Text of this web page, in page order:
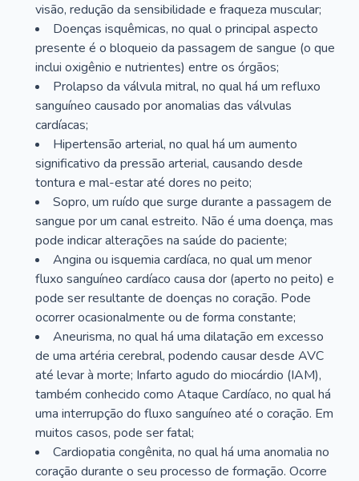
visão, redução da sensibilidade e fraqueza muscular;
Doenças isquêmicas, no qual o principal aspecto
presente é o bloqueio da passagem de sangue (o que
inclui oxigênio e nutrientes) entre os órgãos;
Prolapso da válvula mitral, no qual há um refluxo
sanguíneo causado por anomalias das válvulas
cardíacas;
Hipertensão arterial, no qual há um aumento
significativo da pressão arterial, causando desde
tontura e mal-estar até dores no peito;
Sopro, um ruído que surge durante a passagem de
sangue por um canal estreito. Não é uma doença, mas
pode indicar alterações na saúde do paciente;
Angina ou isquemia cardíaca, no qual um menor
fluxo sanguíneo cardíaco causa dor (aperto no peito) e
pode ser resultante de doenças no coração. Pode
ocorrer ocasionalmente ou de forma constante;
Aneurisma, no qual há uma dilatação em excesso
de uma artéria cerebral, podendo causar desde AVC
até levar à morte; Infarto agudo do miocárdio (IAM),
também conhecido como Ataque Cardíaco, no qual há
uma interrupção do fluxo sanguíneo até o coração. Em
muitos casos, pode ser fatal;
Cardiopatia congênita, no qual há uma anomalia no
coração durante o seu processo de formação. Ocorre